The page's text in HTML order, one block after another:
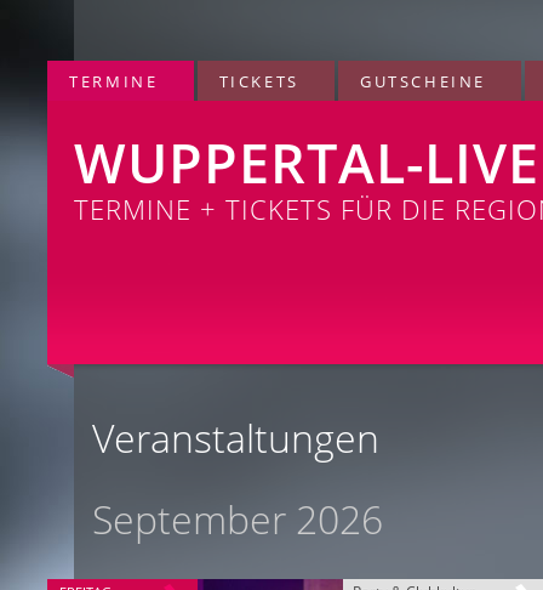
TERMINE TICKETS GUTSCHEINE
WUPPERTAL-LIVE
TERMINE + TICKETS FÜR DIE
Veranstaltungen
September 2026